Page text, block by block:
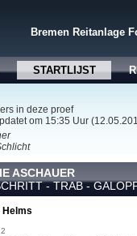
Bremen Reitanlage
STARTLIJST
in deze proef
om 15:35 Uur
ASCHAUER
- TRAB -
Helms